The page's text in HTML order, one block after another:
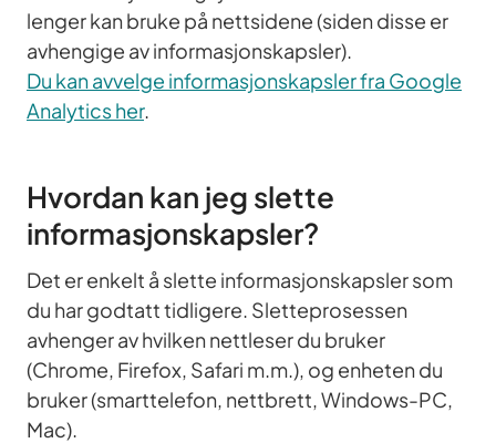
lenger kan bruke på nettsidene (siden disse er
avhengige av informasjonskapsler).
Du kan avvelge informasjonskapsler fra Google
Analytics her.
Hvordan kan jeg slette
informasjonskapsler?
Det er enkelt å slette informasjonskapsler som
du har godtatt tidligere. Sletteprosessen
avhenger av hvilken nettleser du bruker
(Chrome, Firefox, Safari m.m.), og enheten du
bruker (smarttelefon, nettbrett, Windows-PC,
Mac).